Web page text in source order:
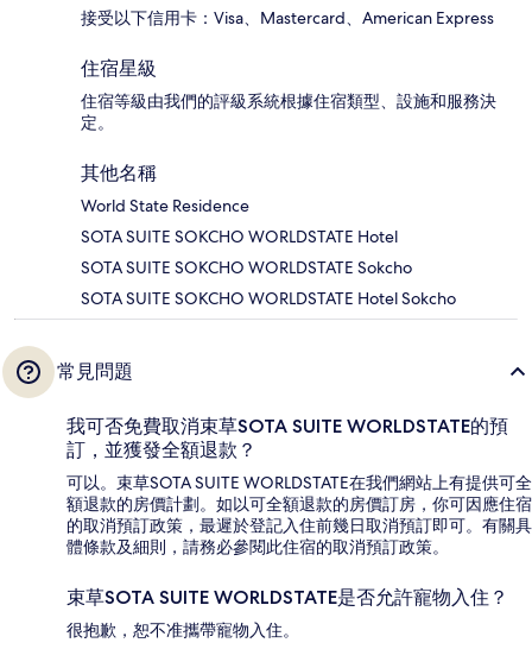
接受以下信用卡：Visa、Mastercard、American Express
住宿星級
住宿等級由我們的評級系統根據住宿類型、設施和服務決
定。
其他名稱
World State Residence
SOTA SUITE SOKCHO WORLDSTATE Hotel
SOTA SUITE SOKCHO WORLDSTATE Sokcho
SOTA SUITE SOKCHO WORLDSTATE Hotel Sokcho
常見問題
我可否免費取消束草SOTA SUITE WORLDSTATE的預
訂，並獲發全額退款？
可以。束草SOTA SUITE WORLDSTATE在我們網站上有提供可全
額退款的房價計劃。如以可全額退款的房價訂房，你可因應住宿
的取消預訂政策，最遲於登記入住前幾日取消預訂即可。有關具
體條款及細則，請務必參閱此住宿的取消預訂政策。
束草SOTA SUITE WORLDSTATE是否允許寵物入住？
很抱歉，恕不准攜帶寵物入住。